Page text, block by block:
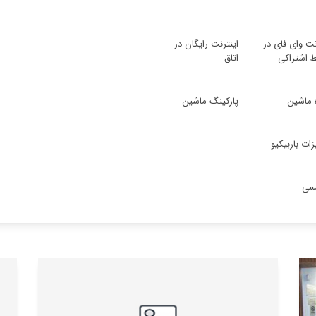
وای فای در
اشتراکی
اینترنت رایگان در
اتاق
ماشین پارکینگ ماشین
باربیکیو